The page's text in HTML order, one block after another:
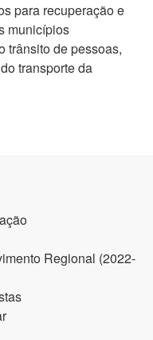
para recuperação e
municípios
trânsito de pessoas,
transporte da
Regional (2022-